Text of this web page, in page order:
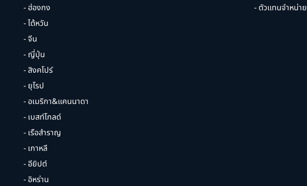
- ฮ่องกง
- ไต้หวัน
- จีน
- ญี่ปุ่น
- สิงคโปร์
- ยุโรป
- อเมริกา&แคนนาดา
- เบสท์โกลด์
- เรือสำราญ
- เกาหลี
- อียิปต์
- อิหร่าน
- ตัวแทนจำหน่าย